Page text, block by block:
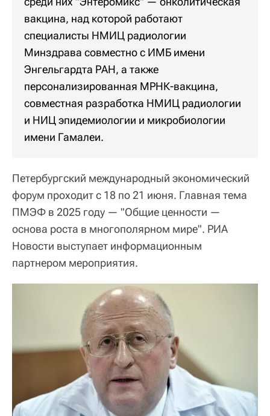
вакцина, над которой работают
специалисты НМИЦ радиологии
Минздрава совместно с ИМБ имени
Энгельгардта РАН, а также
персонализированная МРНК-вакцина,
совместная разработка НМИЦ радиологии
и НИЦ эпидемиологии и микробиологии
имени Гамалеи.
Петербургский международный экономический
форум проходит с 18 по 21 июня. Главная тема
ПМЭФ в 2025 году — "Общие ценности —
основа роста в многополярном мире". РИА
Новости выступает информационным
партнером мероприятия.